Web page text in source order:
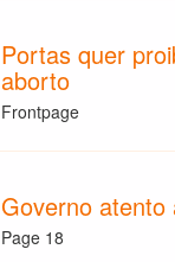
Portas quer
aborto
Frontpage
Governo atento
Page 18